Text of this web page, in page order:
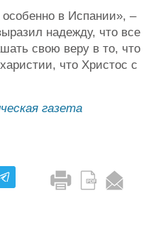
в Испании», –
надежду, что все
свою веру в то, что
что Христос с
газета